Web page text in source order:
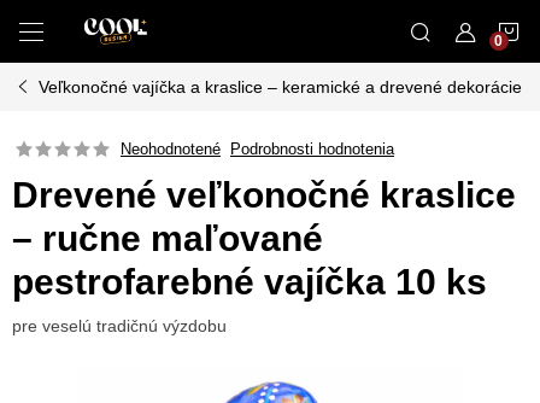
obsah
Veľkonočné vajíčka a kraslice – keramické a drevené dekorácie
Neohodnotené Podrobnosti hodnotenia
Drevené veľkonočné kraslice
– ručne maľované
pestrofarebné vajíčka 10 ks
pre veselú tradičnú výzdobu